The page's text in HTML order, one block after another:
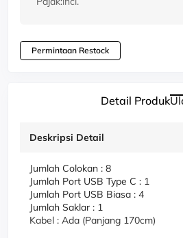
Permintaan Restock
Detail Produk
Deskripsi Detail
Jumlah Colokan : 8
Jumlah Port USB Type C : 1
Jumlah Port USB Biasa : 4
Jumlah Saklar : 1
Kabel : Ada (Panjang 170cm)